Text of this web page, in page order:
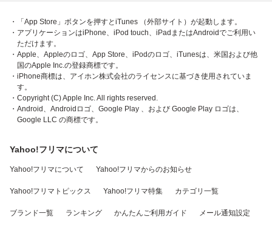
・「App Store」ボタンを押すとiTunes （外部サイト）が起動します。
・アプリケーションはiPhone、iPod touch、iPadまたはAndroidでご利用い
ただけます。
・Apple、Appleのロゴ、App Store、iPodのロゴ、iTunesは、米国および他
国のApple Inc.の登録商標です。
・iPhone商標は、アイホン株式会社のライセンスに基づき使用されていま
す。
・Copyright (C) Apple Inc. All rights reserved.
・Android、Androidロゴ、Google Play 、および Google Play ロゴは、
Google LLC の商標です。
Yahoo!フリマについて
Yahoo!フリマについて Yahoo!フリマからのお知らせ
Yahoo!フリマトピックス Yahoo!フリマ特集 カテゴリ一覧
ブランド一覧 ランキング かんたんご利用ガイド メール通知設定